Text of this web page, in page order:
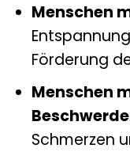
Menschen
Förderung
Menschen
Schmerzen